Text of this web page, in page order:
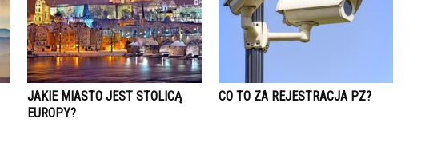
JAKIE MIASTO JEST STOLICĄ
EUROPY?
CO TO ZA REJESTRACJA PZ?